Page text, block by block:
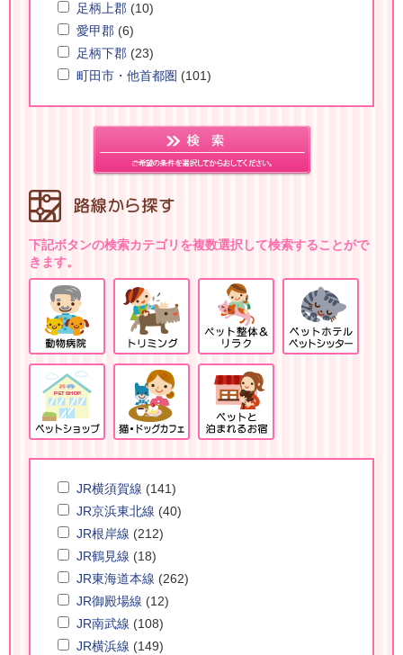
足柄上郡 (10)
愛甲郡 (6)
足柄下郡 (23)
町田市・他首都圏 (101)
下記ボタンの検索カテゴリを複数選択して検索することがで
きます。
JR横須賀線 (141)
JR京浜東北線 (40)
JR根岸線 (212)
JR鶴見線 (18)
JR東海道本線 (262)
JR御殿場線 (12)
JR南武線 (108)
JR横浜線 (149)